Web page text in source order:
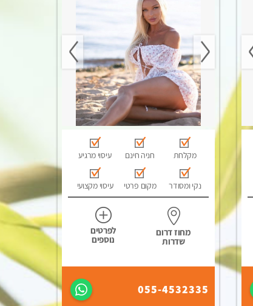
מקלחת חניה חינם עיסוי מרגיע
נקי ומסודר מקום פרטי עיסוי מקצועי
מחוז דרום
שדרות
לפרטים
נוספים
055-4532335